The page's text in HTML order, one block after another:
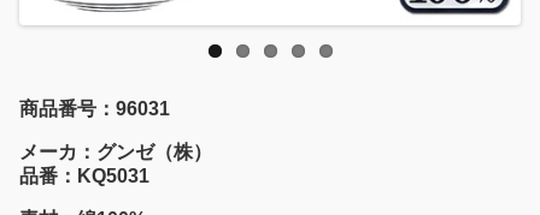
商品番号：96031
メーカ：グンゼ（株）
品番：KQ5031